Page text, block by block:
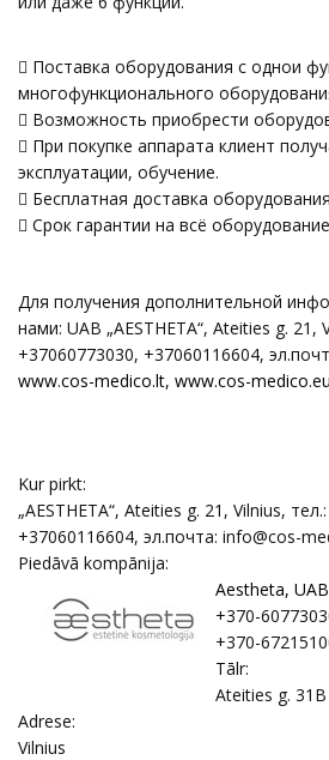
 Поставка оборудования с однои
многофункционального
 Возможность приобрести
 При покупке аппарата клиент
эксплуатации, обучение.
 Бесплатная доставка
 Срок гарантии на всё
Для получения дополнительной
нами: UAB „AESTHETA“, Ateities g. 21,
+37060773030, +37060116604,
www.cos-medico.lt, www.cos-medico.eu
Kur pirkt:
„AESTHETA“, Ateities g. 21, Vilnius,
+37060116604, эл.почтa: info@cos-
Piedāvā kompānija:
Aestheta, UAB
+370-
+370-
Tālr:
Ateities g. 31B
Adrese:
Vilnius